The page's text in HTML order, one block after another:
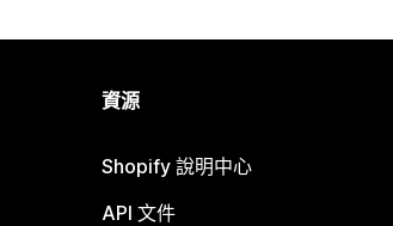
資源
Shopify 說明中心
API 文件